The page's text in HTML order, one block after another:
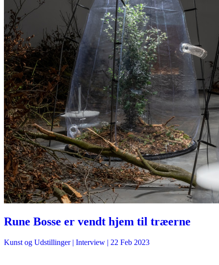
Rune Bosse er vendt hjem til træerne
Kunst og Udstillinger| Interview | 22 Feb 2023